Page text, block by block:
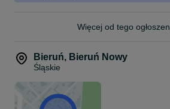
Więcej od tego
Bieruń, Bieruń Nowy
Śląskie